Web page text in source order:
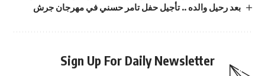
بعد رحيل والده .. تأجيل حفل تامر حسني في مهرجان جرش
Sign Up For Daily Newsletter